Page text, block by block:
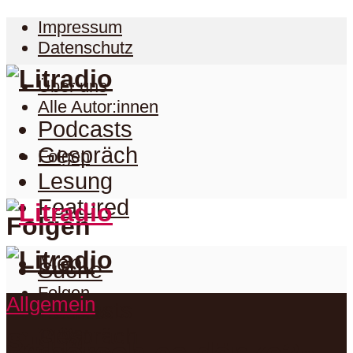
Impressum
Datenschutz
Über uns
Alle Autor:innen
Folgen
Folgen
Folgen
Facebook
Podcasts
Gespräch
Lesung
Featured
Menu
Suche
Podcasts
Allgemein